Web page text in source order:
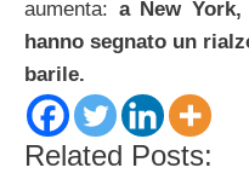
aumenta: a New
hanno segnato un
barile.
Related Posts: